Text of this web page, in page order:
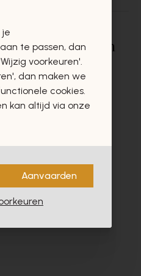
u zeker en
je
te passen, dan
voorkeuren'.
dan maken we
cookies.
kan altijd via onze
Aanvaarden